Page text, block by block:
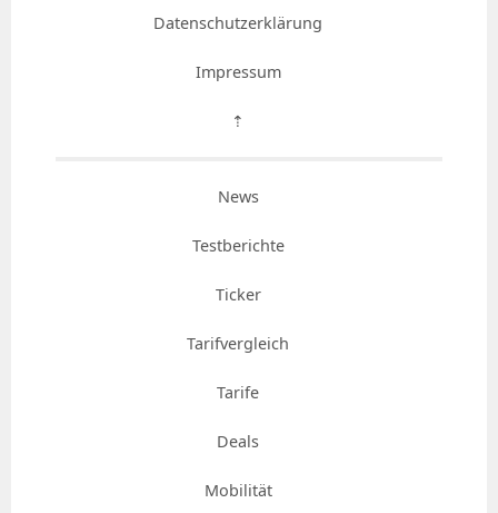
Datenschutzerklärung
Impressum
⇡
News
Testberichte
Ticker
Tarifvergleich
Tarife
Deals
Mobilität